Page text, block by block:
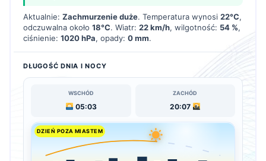
Aktualnie: Zachmurzenie duże. Temperatura wynosi 22°C,
odczuwalna około 18°C. Wiatr: 22 km/h, wilgotność: 54 %,
ciśnienie: 1020 hPa, opady: 0 mm.
DŁUGOŚĆ DNIA I NOCY
WSCHÓD
05:03
ZACHÓD
20:07
DZIEŃ POZA MIASTEM